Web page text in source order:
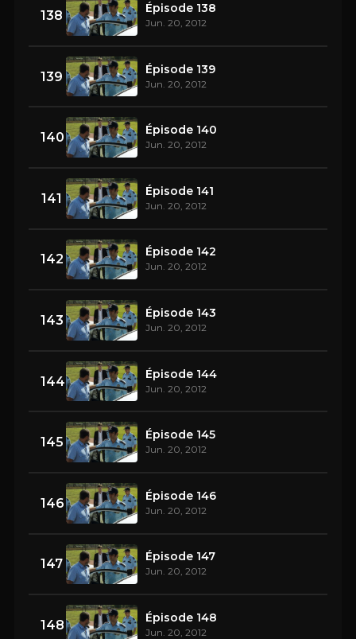
138 Épisode 138
Jun. 20, 2012
139 Épisode 139
Jun. 20, 2012
140 Épisode 140
Jun. 20, 2012
141 Épisode 141
Jun. 20, 2012
142 Épisode 142
Jun. 20, 2012
143 Épisode 143
Jun. 20, 2012
144 Épisode 144
Jun. 20, 2012
145 Épisode 145
Jun. 20, 2012
146 Épisode 146
Jun. 20, 2012
147 Épisode 147
Jun. 20, 2012
148 Épisode 148
Jun. 20, 2012